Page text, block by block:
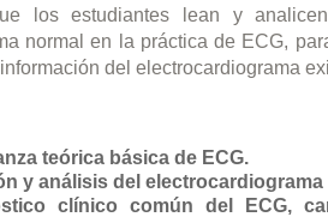
los estudiantes lean y
normal en la práctica de ECG,
del electrocardiograma
teórica básica de ECG.
y análisis del electrocardiograma
clínico común del ECG,